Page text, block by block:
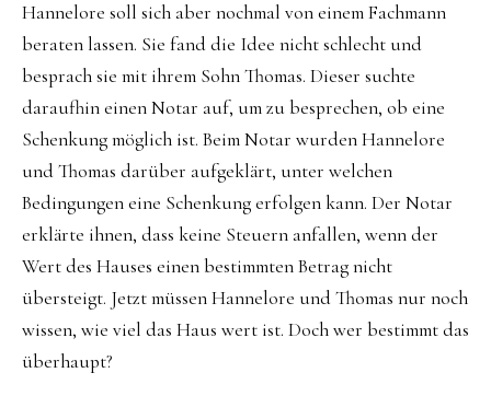
Hannelore soll sich aber nochmal von einem Fachmann
beraten lassen. Sie fand die Idee nicht schlecht und
besprach sie mit ihrem Sohn Thomas. Dieser suchte
daraufhin einen Notar auf, um zu besprechen, ob eine
Schenkung möglich ist. Beim Notar wurden Hannelore
und Thomas darüber aufgeklärt, unter welchen
Bedingungen eine Schenkung erfolgen kann. Der Notar
erklärte ihnen, dass keine Steuern anfallen, wenn der
Wert des Hauses einen bestimmten Betrag nicht
übersteigt. Jetzt müssen Hannelore und Thomas nur noch
wissen, wie viel das Haus wert ist. Doch wer bestimmt das
überhaupt?